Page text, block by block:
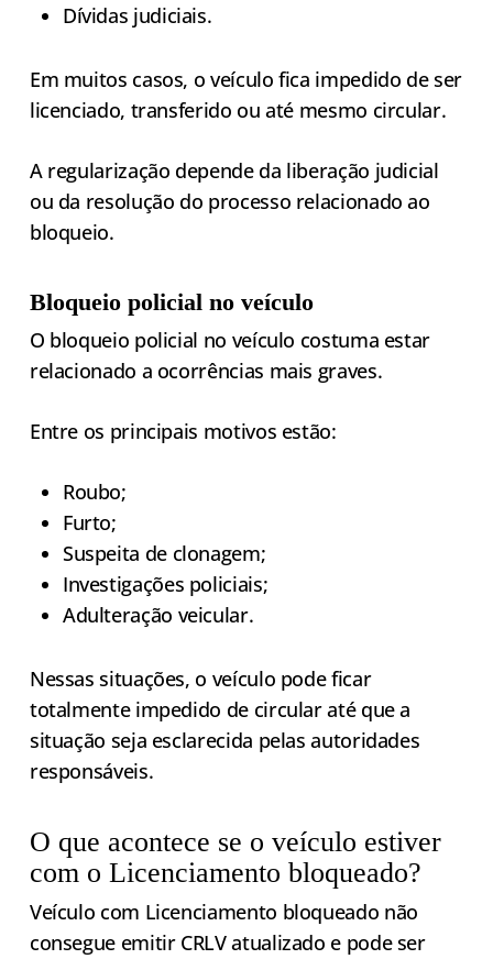
Dívidas judiciais.
Em muitos casos, o veículo fica impedido de ser
licenciado, transferido ou até mesmo circular.
A regularização depende da liberação judicial
ou da resolução do processo relacionado ao
bloqueio.
Bloqueio policial no veículo
O bloqueio policial no veículo costuma estar
relacionado a ocorrências mais graves.
Entre os principais motivos estão:
Roubo;
Furto;
Suspeita de clonagem;
Investigações policiais;
Adulteração veicular.
Nessas situações, o veículo pode ficar
totalmente impedido de circular até que a
situação seja esclarecida pelas autoridades
responsáveis.
O que acontece se o veículo estiver
com o Licenciamento bloqueado?
Veículo com Licenciamento bloqueado não
consegue emitir CRLV atualizado e pode ser